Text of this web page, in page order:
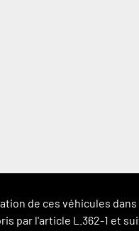
de ces véhicules
l'article L.362-1 et